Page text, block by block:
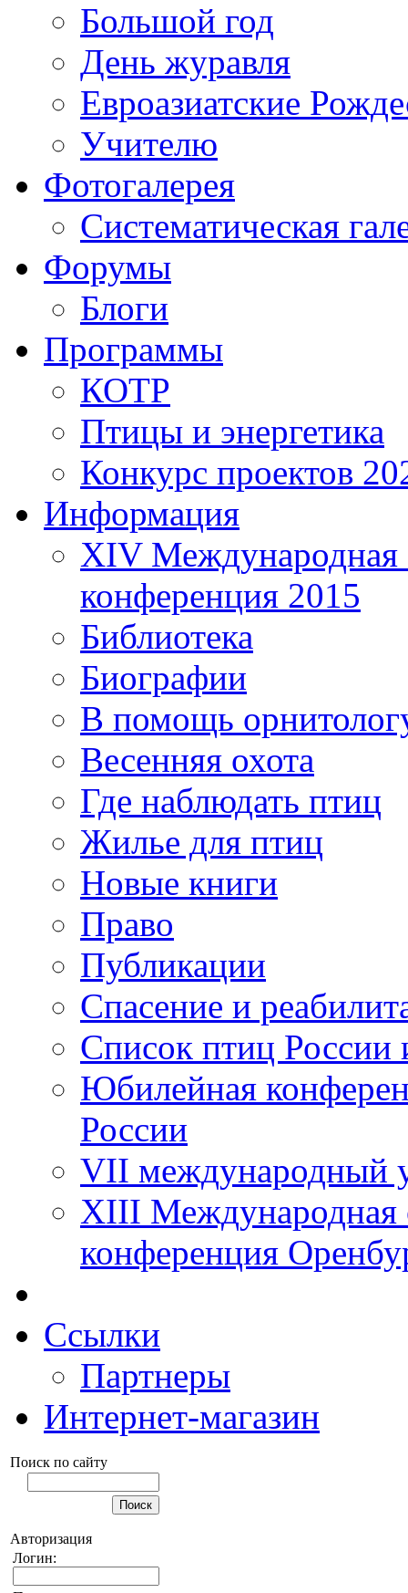
Большой год
День журавля
Евроазиатские
Учителю
Фотогалерея
Систематическая
Форумы
Блоги
Программы
КОТР
Птицы и энергетика
Конкурс проектов
Информация
XIV Международная
конференция 2015
Библиотека
Биографии
В помощь
Весенняя охота
Где наблюдать птиц
Жилье для птиц
Новые книги
Право
Публикации
Спасение и
Список птиц России
Юбилейная
России
VII международный
XIII Международная
конференция
Ссылки
Партнеры
Интернет-магазин
Поиск по сайту
Авторизация
Логин: